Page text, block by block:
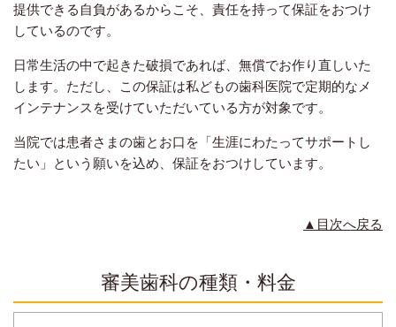
提供できる自負があるからこそ、責任を持って保証をおつけ
しているのです。
日常生活の中で起きた破損であれば、無償でお作り直しいた
します。ただし、この保証は私どもの歯科医院で定期的なメ
インテナンスを受けていただいている方が対象です。
当院では患者さまの歯とお口を「生涯にわたってサポートし
たい」という願いを込め、保証をおつけしています。
▲目次へ戻る
審美歯科の種類・料金